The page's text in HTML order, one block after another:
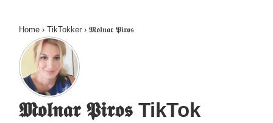
Home › TikTokker › 𝕸𝖔𝖑𝖓𝖆𝖗 𝕻𝖎𝖗𝖔𝖘
𝕸𝖔𝖑𝖓𝖆𝖗 𝕻𝖎𝖗𝖔𝖘 TikTok